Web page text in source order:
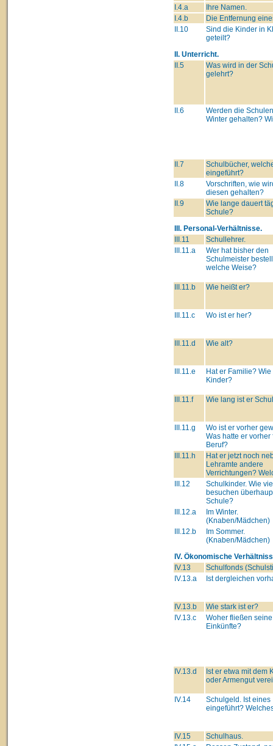
I.4.a
Ihre Namen.
I.4.b
Die Entfernung
II.10
Sind die Kinder in
geteilt?
II. Unterricht.
II.5
Was wird in der
gelehrt?
II.6
Werden die
Winter gehalten?
II.7
Schulbücher,
eingeführt?
II.8
Vorschriften, wie
diesen gehalten?
II.9
Wie lange dauert
Schule?
III. Personal-Verhältnisse.
III.11
Schullehrer.
III.11.a
Wer hat bisher den
Schulmeister
welche Weise?
III.11.b Wie heißt er?
III.11.c Wo ist er her?
III.11.d Wie alt?
III.11.e
Hat er Familie?
Kinder?
III.11.f Wie lang ist er
III.11.g
Wo ist er vorher
Was hatte er vorher
Beruf?
III.11.h
Hat er jetzt noch
Lehramte andere
Verrichtungen?
III.12
Schulkinder. Wie
besuchen
Schule?
III.12.a
Im Winter.
(Knaben/Mädchen)
III.12.b
Im Sommer.
(Knaben/Mädchen)
IV. Ökonomische
IV.13
Schulfonds
IV.13.a
Ist dergleichen
IV.13.b
Wie stark ist er?
IV.13.c
Woher fließen seine
Einkünfte?
IV.13.d
Ist er etwa mit dem
oder Armengut
IV.14
Schulgeld. Ist eines
eingeführt?
IV.15
Schulhaus.